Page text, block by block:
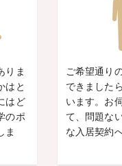
りま
はと
はど
のポ
ま
ご希望通り
できました
います。お
て、問題な
な入居契約